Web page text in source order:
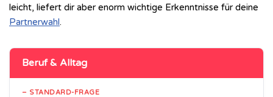
leicht, liefert dir aber enorm wichtige Erkenntnisse für deine
Partnerwahl.
Beruf & Alltag
– STANDARD-FRAGE